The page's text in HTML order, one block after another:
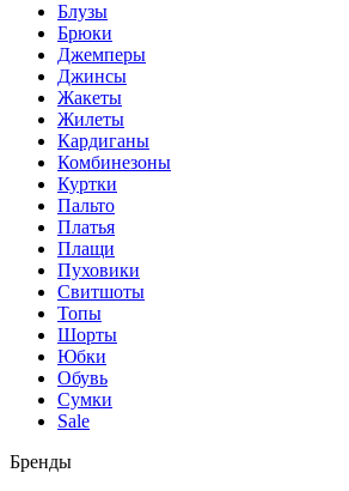
Блузы
Брюки
Джемперы
Джинсы
Жакеты
Жилеты
Кардиганы
Комбинезоны
Куртки
Пальто
Платья
Плащи
Пуховики
Свитшоты
Топы
Шорты
Юбки
Обувь
Сумки
Sale
Бренды